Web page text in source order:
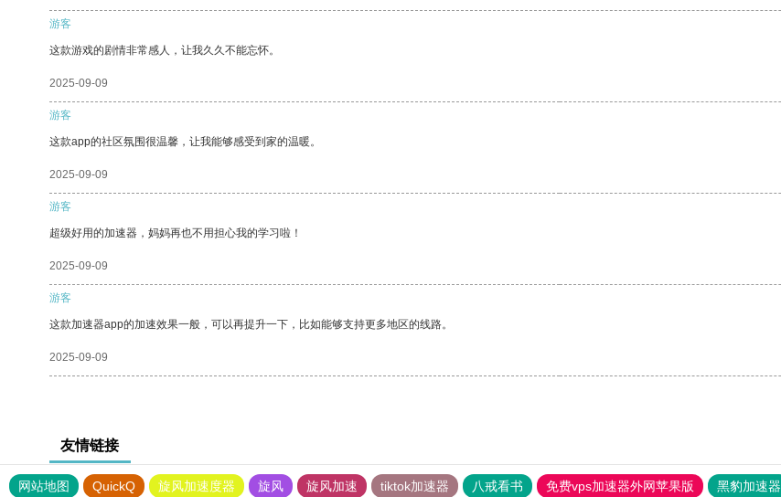
游客
这款游戏的剧情非常感人，让我久久不能忘怀。
2025-09-09
游客
这款app的社区氛围很温馨，让我能够感受到家的温暖。
2025-09-09
游客
超级好用的加速器，妈妈再也不用担心我的学习啦！
2025-09-09
游客
这款加速器app的加速效果一般，可以再提升一下，比如能够支持更多地区的线路。
2025-09-09
友情链接
网站地图 QuickQ 旋风加速度器 旋风 旋风加速 tiktok加速器 八戒看书 免费vps加速器外网苹果版 黑豹加速器